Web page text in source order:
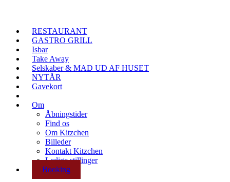
RESTAURANT
GASTRO GRILL
Isbar
Take Away
Selskaber & MAD UD AF HUSET
NYTÅR
Gavekort
Om
Åbningstider
Find os
Om Kitzchen
Billeder
Kontakt Kitzchen
Ledige stillinger
Booking